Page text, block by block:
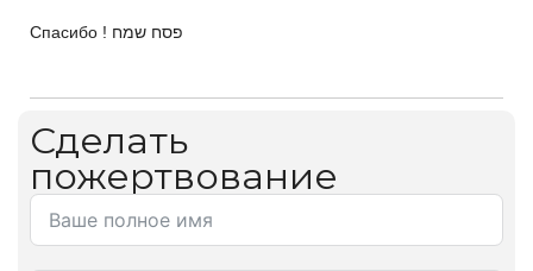
Спасибо ! פסח שמח
Сделать
пожертвование